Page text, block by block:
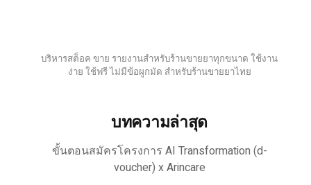
บริหารสต็อค ขาย รายงานสำหรับร้านขายยาทุกขนาด ใช้งาน
ง่าย ใช้ฟรี ไม่มีข้อผูกมัด สำหรับร้านขายยาไทย
บทความล่าสุด
ขั้นตอนสมัครโครงการ AI Transformation (d-
voucher) x Arincare